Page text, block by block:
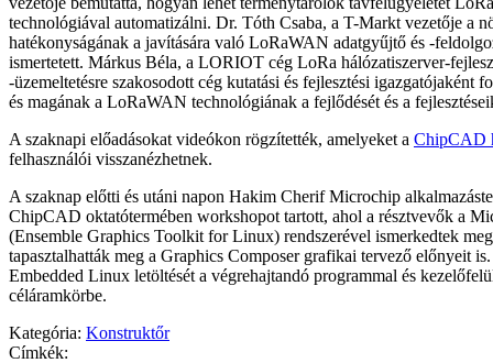
technológiával automatizálni. Dr. Tóth Csaba, a T-Markt vezetője a
hatékonyságának a javítására való LoRaWAN adatgyűjtő és -
ismertetett. Márkus Béla, a LORIOT cég LoRa hálózatiszerver-
-üzemeltetésre szakosodott cég kutatási és fejlesztési igazgatójaként
és magának a LoRaWAN technológiának a fejlődését és a
A szaknapi előadásokat videókon rögzítették, amelyeket a ChipCAD
felhasználói visszanézhetnek.
A szaknap előtti és utáni napon Hakim Cherif Microchip
ChipCAD oktatótermében workshopot tartott, ahol a résztvevők a
(Ensemble Graphics Toolkit for Linux) rendszerével ismerkedtek
tapasztalhatták meg a Graphics Composer grafikai tervező előnyeit
Embedded Linux letöltését a végrehajtandó programmal és
céláramkörbe.
Kategória: Konstruktőr
Címkék: